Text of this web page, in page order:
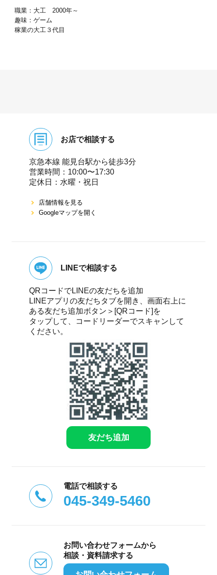
職業：大工 2000年～
趣味：ゲーム
稼業の大工３代目
お店で相談する
京急本線 能⾒台駅から徒歩3分
営業時間：10:00〜17:30
定休⽇：⽔曜・祝⽇
店舗情報を⾒る
Googleマップを開く
LINEで相談する
QRコードでLINEの友だちを追加
LINEアプリの友だちタブを開き、画面右上に
ある友だち追加ボタン＞[QRコード]を
タップして、コードリーダーでスキャンして
ください。
友だち追加
電話で相談する
045-349-5460
お問い合わせフォームから
相談・資料請求する